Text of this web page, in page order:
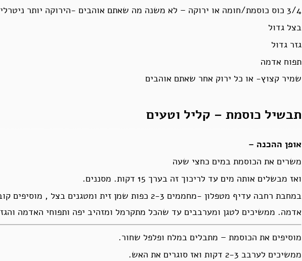
3/4 כוס כוסמת/חומה או ירוקה – לא משנה מה שאתם אוהבים -הירוקה יותר ניטרלית בטעם.
בצל גדול
גזר גדול
תפוח אדמה
שמיר קצוץ- או כל ירוק אחר שאתם אוהבים
תבשיל כוסמת – קליל וטעים
אופן ההכנה –
משרים את הכוסמת במים כחצי שעה
ואז מבשלים אותה מים עד לריכוך זה בערך 15 דקות. מסננים.
במחבת רחבה עדיף מטפלון -מחממים 2-3 כפות שמן זית ומטגנים
אדמה. ממשיכים לטגן ומערבבים עד שהכל מתקרמל ומזהיב יפה ותפוחי האדמה
מוסיפים את הכוסמת – מתבלים במלח ופלפל שחור.
ממשיכים לערבב 2-3 דקות ואז סוגרים את האש.